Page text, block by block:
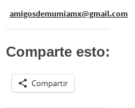
amigosdemumiamx@gmail.com
Comparte esto:
Compartir